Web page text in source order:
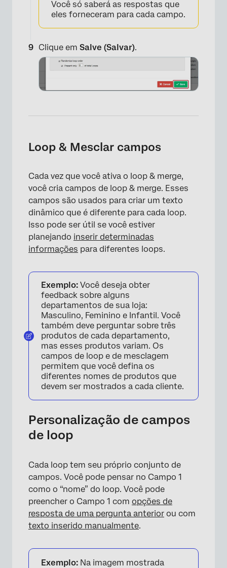
×
Você só saberá as respostas que
eles forneceram para cada campo.
Clique em Salve (Salvar).
×
Loop & Mesclar campos
Cada vez que você ativa o loop & merge,
você cria campos de loop & merge. Esses
campos são usados para criar um texto
dinâmico que é diferente para cada loop.
Isso pode ser útil se você estiver
planejando inserir determinadas
informações para diferentes loops.
Exemplo: Você deseja obter
feedback sobre alguns
departamentos de sua loja:
Masculino, Feminino e Infantil. Você
também deve perguntar sobre três
produtos de cada departamento,
mas esses produtos variam. Os
campos de loop e de mesclagem
permitem que você defina os
diferentes nomes de produtos que
devem ser mostrados a cada cliente.
Personalização de campos
de loop
Cada loop tem seu próprio conjunto de
campos. Você pode pensar no Campo 1
como o “nome” do loop. Você pode
preencher o Campo 1 com opções de
resposta de uma pergunta anterior ou com
texto inserido manualmente.
Exemplo: Na imagem mostrada